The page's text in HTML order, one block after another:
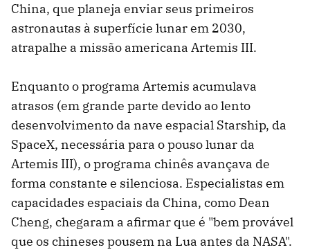
China, que planeja enviar seus primeiros
astronautas à superfície lunar em 2030,
atrapalhe a missão americana Artemis III.
Enquanto o programa Artemis acumulava
atrasos (em grande parte devido ao lento
desenvolvimento da nave espacial Starship, da
SpaceX, necessária para o pouso lunar da
Artemis III), o programa chinês avançava de
forma constante e silenciosa. Especialistas em
capacidades espaciais da China, como Dean
Cheng, chegaram a afirmar que é "bem provável
que os chineses pousem na Lua antes da NASA".